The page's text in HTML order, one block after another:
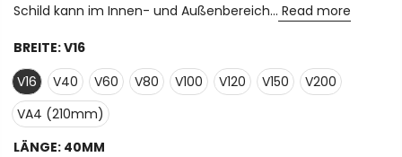
Schild kann im Innen- und Außenbereich... Read more
BREITE:V16
V16
V40 V60 V80 V100 V120 V150
V200
VA4 (210mm)
LÄNGE: 40MM